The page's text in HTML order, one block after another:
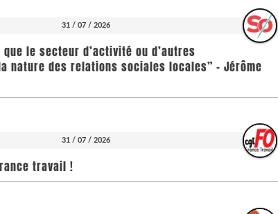
31 / 07 / 2026
le secteur d’activité ou d’autres
nature des relations sociales locales” - Jérôme
31 / 07 / 2026
travail !